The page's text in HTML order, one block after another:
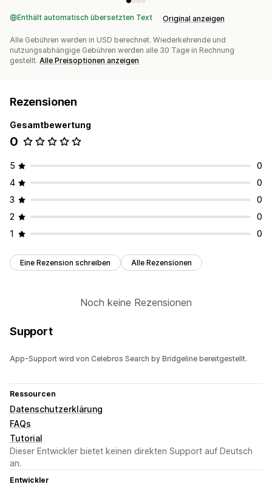
Enthält automatisch übersetzten Text Original anzeigen
Alle Gebühren werden in USD berechnet. Wiederkehrende und
nutzungsabhängige Gebühren werden alle 30 Tage in Rechnung
gestellt. Alle Preisoptionen anzeigen
Rezensionen
Gesamtbewertung
0
5
0
4
0
3
0
2
0
1
0
Eine Rezension schreiben Alle Rezensionen
Noch keine Rezensionen
Support
App-Support wird von Celebros Search by Bridgeline bereitgestellt.
Ressourcen
Datenschutzerklärung
FAQs
Tutorial
Dieser Entwickler bietet keinen direkten Support auf Deutsch
an.
Entwickler